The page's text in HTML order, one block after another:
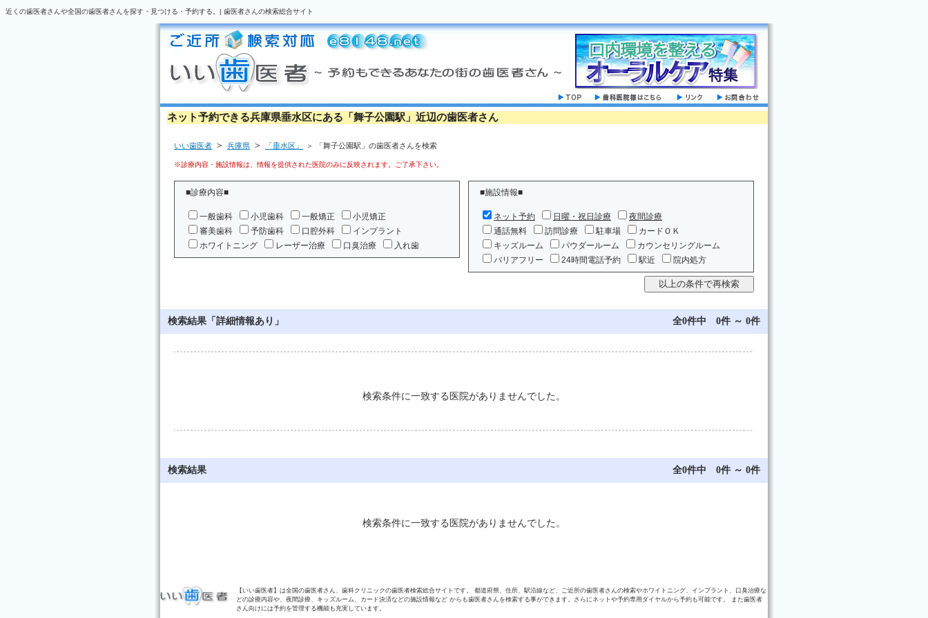
近くの歯医者さんや全国の歯医者さんを探す・見つける・予約する。| 歯医者さんの検索総合サイト
ネット予約できる兵庫県垂水区にある「舞子公園駅」近辺の歯医者さん
いい歯医者 ＞ 兵庫県 ＞ 「垂水区」 ＞ 「舞子公園駅」の歯医者さんを検索
※診療内容・施設情報は、情報を提供された医院のみに反映されます。ご了承下さい。
■診療内容■
一般歯科 小児歯科 一般矯正
小児矯正
審美歯科
予防歯科 口腔外科
インプラント
ホワイトニング
レーザー治療 口臭治療 入れ歯
■施設情報■
ネット予約 日曜・祝日診療
夜間診療
通話無料
訪問診療 駐車場
カードＯＫ
キッズルーム
パウダールーム
カウンセリングルーム
バリアフリー
24時間電話予約 駅近 院内処方
検索結果「詳細情報あり」 全0件中 0件 ～ 0件
検索条件に一致する医院がありませんでした。
検索結果 全0件中 0件 ～ 0件
検索条件に一致する医院がありませんでした。
【いい歯医者】は全国の歯医者さん、歯科クリニックの歯医者検索総合サイトです。 都道府県、住所、駅沿線など、ご近所の歯医者さんの検索やホワイトニング、インプラント、口臭治療な
どの診療内容や、夜間診療、キッズルーム、カード決済などの施設情報など からも歯医者さんを検索する事ができます。さらにネットや予約専用ダイヤルから予約も可能です。 また歯医者
さん向けには予約を管理する機能も充実しています。